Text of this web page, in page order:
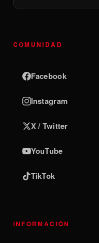
COMUNIDAD
Facebook
Instagram
X / Twitter
YouTube
TikTok
INFORMACIÓN